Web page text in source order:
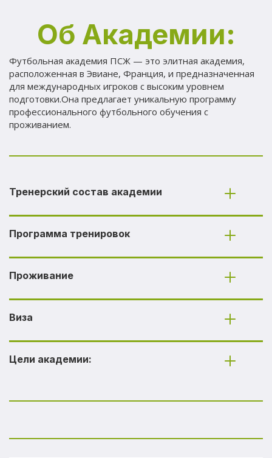
Об Академии:
Футбольная академия ПСЖ — это элитная академия,
расположенная в Эвиане, Франция, и предназначенная
для международных игроков с высоким уровнем
подготовки.Она предлагает уникальную программу
профессионального футбольного обучения с
проживанием.
Тренерский состав академии
Программа тренировок
Проживание
Виза
Цели академии: